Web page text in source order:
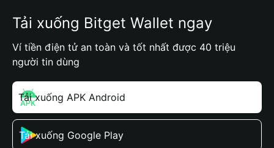
Tải xuống Bitget Wallet ngay
Ví tiền điện tử an toàn và tốt nhất được 40 triệu
người tin dùng
Tải xuống APK Android
Tải xuống Google Play